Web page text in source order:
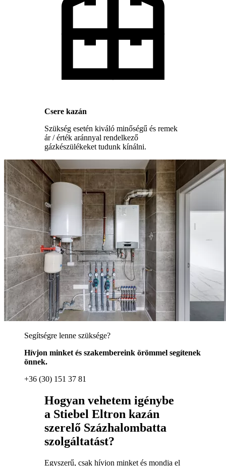
Csere kazán
Szükség esetén kiváló minőségű és remek
ár / érték aránnyal rendelkező
gázkészülékeket tudunk kínálni.
Segítségre lenne szüksége?
Hívjon minket és szakembereink örömmel segítenek
önnek.
+36 (30) 151 37 81
Hogyan vehetem igénybe
a Stiebel Eltron kazán
szerelő Százhalombatta
szolgáltatást?
Egyszerű, csak hívjon minket és mondja el